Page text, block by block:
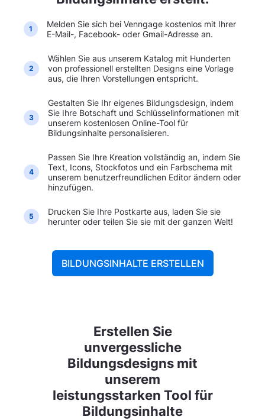
1
Melden Sie sich bei Venngage kostenlos mit Ihrer
E-Mail-, Facebook- oder Gmail-Adresse an.
2
Wählen Sie aus unserem Katalog mit Hunderten
von professionell erstellten Designs eine Vorlage
aus, die Ihren Vorstellungen entspricht.
3
Gestalten Sie Ihr eigenes Bildungsdesign, indem
Sie Ihre Botschaft und Schlüsselinformationen mit
unserem kostenlosen Online-Tool für
Bildungsinhalte personalisieren.
4
Passen Sie Ihre Kreation vollständig an, indem Sie
Text, Icons, Stockfotos und ein Farbschema mit
unserem benutzerfreundlichen Editor ändern oder
hinzufügen.
5
Drucken Sie Ihre Postkarte aus, laden Sie sie
herunter oder teilen Sie sie mit der ganzen Welt!
BILDUNGSINHALTE ERSTELLEN
Erstellen Sie
unvergessliche
Bildungsdesigns mit
unserem
leistungsstarken Tool für
Bildungsinhalte